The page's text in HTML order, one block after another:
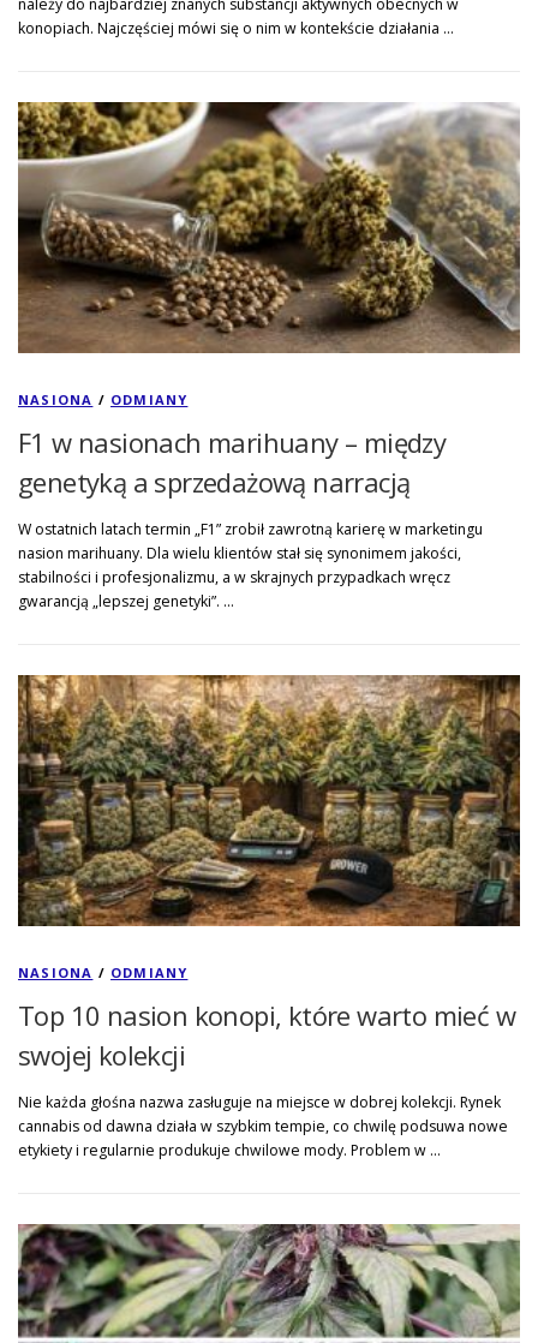
konopiach. Najczęściej mówi się o nim w kontekście działania …
NASIONA / ODMIANY
F1 w nasionach marihuany – między
genetyką a sprzedażową narracją
W ostatnich latach termin „F1” zrobił zawrotną karierę w marketingu
nasion marihuany. Dla wielu klientów stał się synonimem jakości,
stabilności i profesjonalizmu, a w skrajnych przypadkach wręcz
gwarancją „lepszej genetyki”. …
NASIONA / ODMIANY
Top 10 nasion konopi, które warto mieć w
swojej kolekcji
Nie każda głośna nazwa zasługuje na miejsce w dobrej kolekcji. Rynek
cannabis od dawna działa w szybkim tempie, co chwilę podsuwa nowe
etykiety i regularnie produkuje chwilowe mody. Problem w …